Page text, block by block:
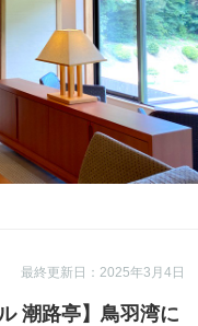
最終更新日：2025年3月4日
潮路亭】鳥羽湾に